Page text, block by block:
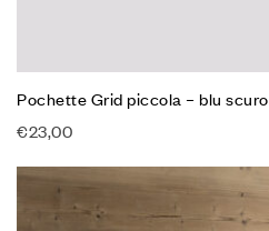
Pochette Grid piccola – blu scuro
€23,00